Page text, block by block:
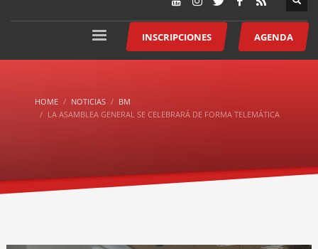
INSCRIPCIONES AGENDA
HOME NOTICIAS
BM
LA ASAMBLEA GENERAL SE CELEBRARÁ DE FORMA TELEMÁTICA